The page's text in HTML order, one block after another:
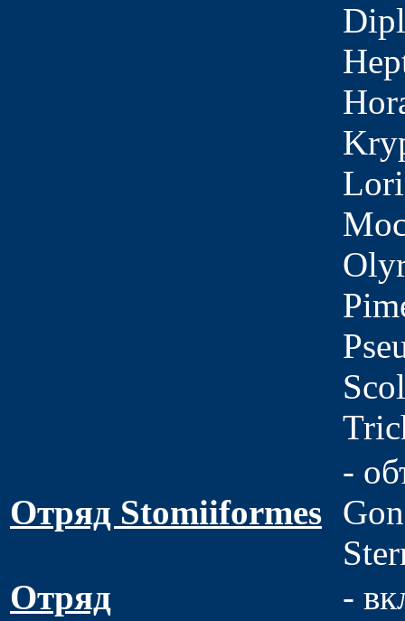
Отряд Stomiiformes
-
Отряд
-